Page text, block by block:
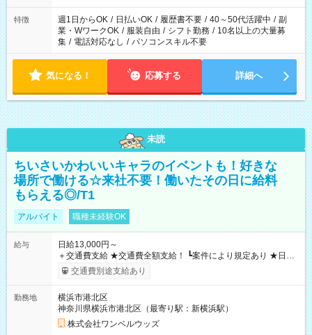
特徴 週1日からOK / 日払いOK / 履歴書不要 / 40～50代活躍中 / 副
業・WワークOK / 服装自由 / シフト勤務 / 10名以上の大量募
集 / 電話対応なし / パソコンスキル不要
気になる！ 応募する 詳細へ
未読
ちいさいかわいいキャラのイベントも！好きな
場所で働ける☆来社不要！働いたその日に給料
もらえる◎/T1
アルバイト 職種未経験OK
給与
日給13,000円～
＋交通費支給 ★交通費全額支給！ ┗案件により規定あり ★日払
いOK！（規定あり） ┗働いたその日に現金GET♪ お仕事後はコ
ンビニATMから 日払い分を引き落とせます！ 【試用期間】試
交通費別途支給あり
勤務地
横浜市港北区
神奈川県横浜市港北区（最寄り駅：新横浜駅）
株式会社ワンベルウッズ